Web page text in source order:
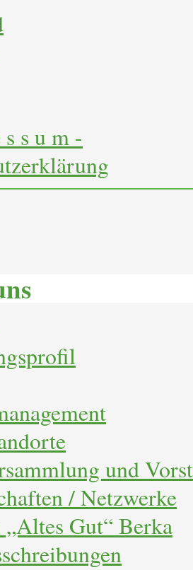
s u m -
und
/ Netzwerke
Gut“ Berka